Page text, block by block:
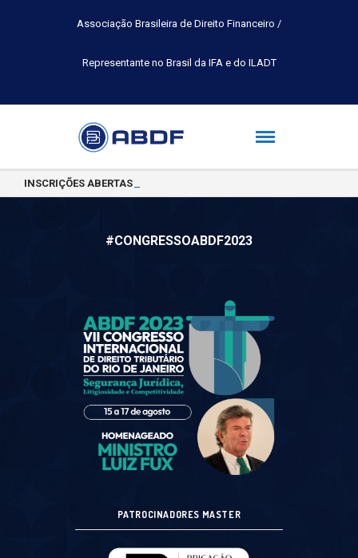
Associação Brasileira de Direito Financeiro /
Representante no Brasil da IFA e do ILADT
INSCRIÇÕES ABERTAS PARA A TURMA 2026.2 DA PÓS-
#CONGRESSOABDF2023
PATROCINADORES MASTER